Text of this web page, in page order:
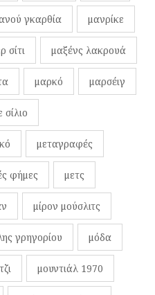
γκαρθία μανρίκε
σίτι μαξένς λακρουά
μαρκό μαρσέιγ
σίλιο
μεταγραφές
φήμες μετς
μίρον μούσλιτς
γρηγορίου μόδα
μουντιάλ 1970